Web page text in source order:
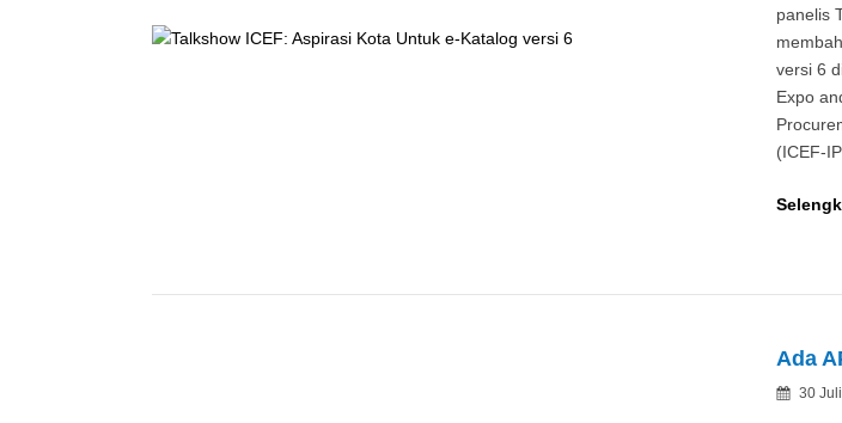
panelis
versi 6
Expo
(ICEF-
Ada
Posted
30